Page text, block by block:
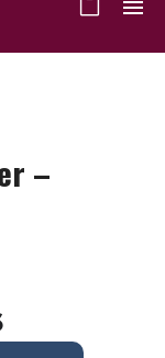
–